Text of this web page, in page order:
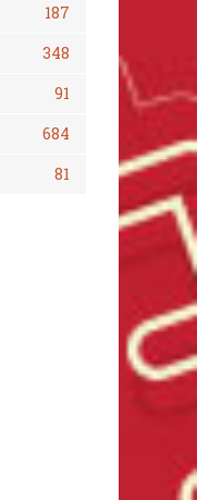
187
348
91
684
81